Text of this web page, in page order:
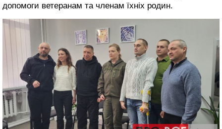
допомоги ветеранам та членам їхніх родин.